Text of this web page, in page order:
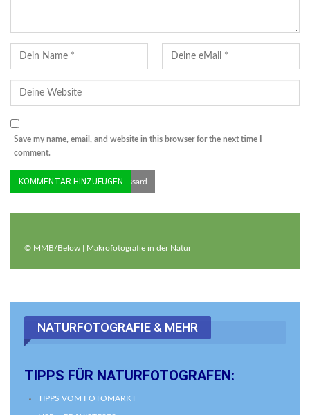
© Hartmut Mletzko | Mäusebussard
Save my name, email, and website in this browser for the next time I
comment.
© MMB/Below | Makrofotografie in der Natur
NATURFOTOGRAFIE & MEHR
TIPPS FÜR NATURFOTOGRAFEN:
TIPPS VOM FOTOMARKT